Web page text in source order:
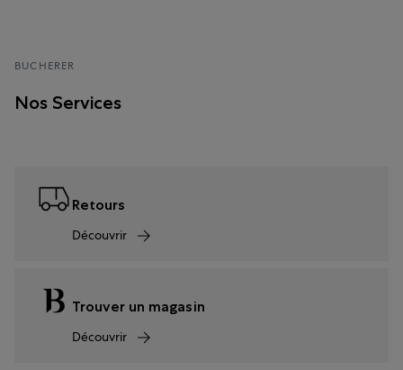
BUCHERER
Nos Services
Retours
Découvrir
Trouver un magasin
Découvrir